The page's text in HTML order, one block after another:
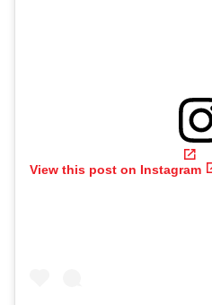
View this post on Instagram